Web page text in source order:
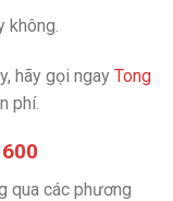
không.
hãy gọi ngay Tong
phí.
qua các phương